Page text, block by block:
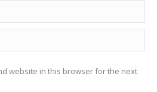
website in this browser for the next